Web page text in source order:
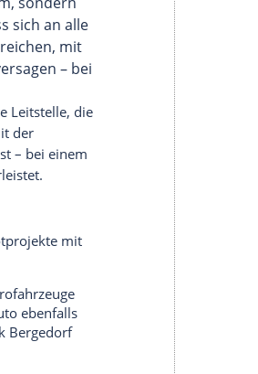
5G)
ist
neben derPrüfung des
Übertragungstechnik und
dem Betrieb vorgelagert
müssen mindestens 21
und gesundheitlich
für jedes eingesetzte
und vom Halter
Updates), besteht